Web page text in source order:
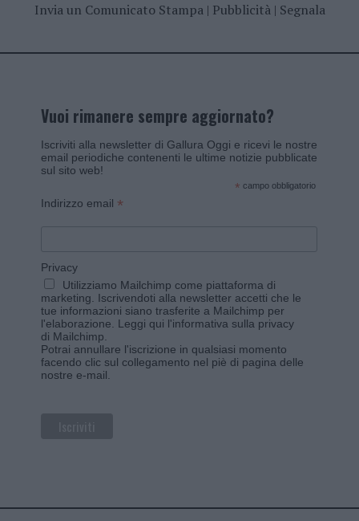
Invia un Comunicato Stampa| Pubblicità| Segnala
Vuoi rimanere sempre aggiornato?
Iscriviti alla newsletter di Gallura Oggi e ricevi le nostre
email periodiche contenenti le ultime notizie pubblicate
sul sito web!
* campo obbligatorio
Indirizzo email *
Privacy
Utilizziamo Mailchimp come piattaforma di
marketing. Iscrivendoti alla newsletter accetti che le
tue informazioni siano trasferite a Mailchimp per
l'elaborazione. Leggi qui l'informativa sulla privacy
di Mailchimp
Potrai annullare l'iscrizione in qualsiasi momento
facendo clic sul collegamento nel piè di pagina delle
nostre e-mail.